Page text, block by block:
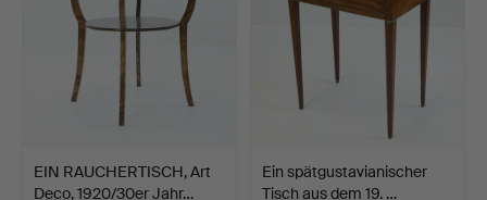
EIN RAUCHERTISCH, Art
Deco, 1920/30er Jahr…
Ein spätgustavianischer
Tisch aus dem 19. …